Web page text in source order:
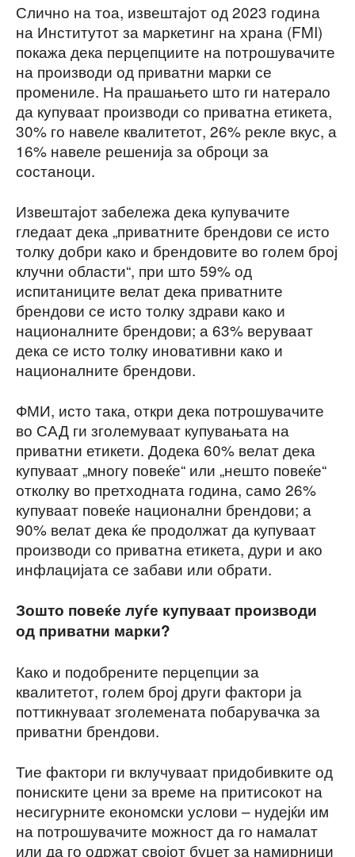
Слично на тоа, извештајот од 2023 година
на Институтот за маркетинг на храна (FMI)
покажа дека перцепциите на потрошувачите
на производи од приватни марки се
промениле. На прашањето што ги натерало
да купуваат производи со приватна етикета,
30% го навеле квалитетот, 26% рекле вкус, а
16% навеле решенија за оброци за
состаноци.
Извештајот забележа дека купувачите
гледаат дека „приватните брендови се исто
толку добри како и брендовите во голем број
клучни области“, при што 59% од
испитаниците велат дека приватните
брендови се исто толку здрави како и
националните брендови; а 63% веруваат
дека се исто толку иновативни како и
националните брендови.
ФМИ, исто така, откри дека потрошувачите
во САД ги зголемуваат купувањата на
приватни етикети. Додека 60% велат дека
купуваат „многу повеќе“ или „нешто повеќе“
отколку во претходната година, само 26%
купуваат повеќе национални брендови; а
90% велат дека ќе продолжат да купуваат
производи со приватна етикета, дури и ако
инфлацијата се забави или обрати.
Зошто повеќе луѓе купуваат производи
од приватни марки?
Како и подобрените перцепции за
квалитетот, голем број други фактори ја
поттикнуваат зголемената побарувачка за
приватни брендови.
Тие фактори ги вклучуваат придобивките од
пониските цени за време на притисокот на
несигурните економски услови – нудејќи им
на потрошувачите можност да го намалат
или да го одржат својот буџет за намирници